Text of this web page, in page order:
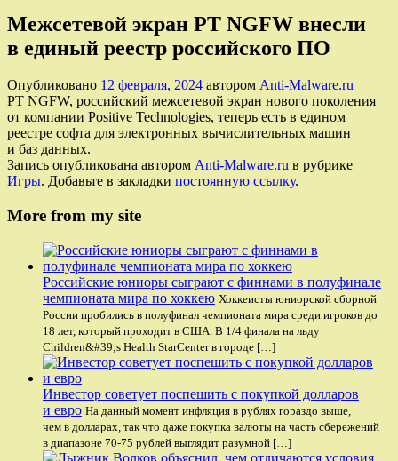
Межсетевой экран PT NGFW внесли
в единый реестр российского ПО
Опубликовано 12 февраля, 2024 автором Anti-Malware.ru
PT NGFW, российский межсетевой экран нового поколения
от компании Positive Technologies, теперь есть в едином
реестре софта для электронных вычислительных машин
и баз данных.
Запись опубликована автором Anti-Malware.ru в рубрике
Игры. Добавьте в закладки постоянную ссылку.
More from my site
Российские юниоры сыграют с финнами в полуфинале
чемпионата мира по хоккею Хоккеисты юниорской сборной
России пробились в полуфинал чемпионата мира среди игроков до
18 лет, который проходит в США. В 1/4 финала на льду
Children&#39;s Health StarCenter в городе […]
Инвестор советует поспешить с покупкой долларов
и евро На данный момент инфляция в рублях гораздо выше,
чем в долларах, так что даже покупка валюты на часть сбережений
в диапазоне 70-75 рублей выглядит разумной […]